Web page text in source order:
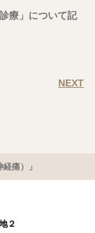
療」について記
NEXT
痛）」
２